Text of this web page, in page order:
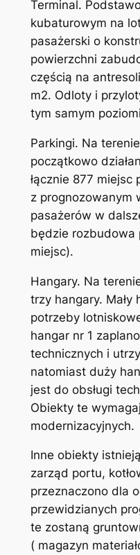
Terminal.
kubaturowym na
pasażerski o
powierzchni
częścią na
m2. Odloty i
tym samym
Parkingi. Na
początkowo
łącznie 877 miejsc
z prognozowanym
pasażerów w
będzie rozbudowa
miejsc).
Hangary. Na
trzy hangary. Mały
potrzeby
hangar nr 1
technicznych i
natomiast duży
jest do obsługi
Obiekty te
modernizacyjnych.
Inne obiekty
zarząd portu,
przeznaczono dla
przewidzianych
te zostaną
( magazyn